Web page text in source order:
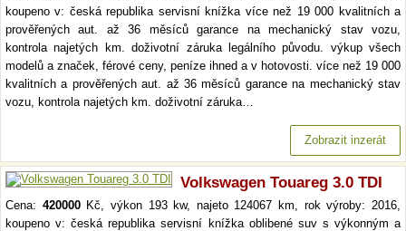
koupeno v: česká republika servisní knížka více než 19 000 kvalitních a
prověřených aut. až 36 měsíců garance na mechanický stav vozu,
kontrola najetých km. doživotní záruka legálního původu. výkup všech
modelů a značek, férové ceny, peníze ihned a v hotovosti. více než 19 000
kvalitních a prověřených aut. až 36 měsíců garance na mechanický stav
vozu, kontrola najetých km. doživotní záruka…
Zobrazit inzerát
Volkswagen Touareg 3.0 TDI
Cena: 420000Kč, výkon 193 kw, najeto 124067 km, rok výroby: 2016,
koupeno v: česká republika servisní knížka oblibené suv s výkonným a